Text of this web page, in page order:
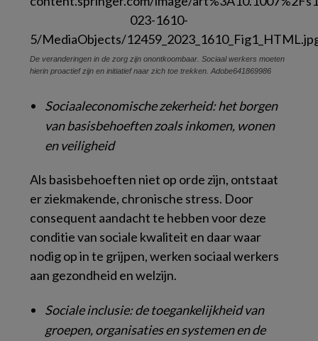
De veranderingen in de zorg zijn onontkoombaar. Sociaal werkers moeten
hierin proactief zijn en initiatief naar zich toe trekken. Adobe641869986
Sociaaleconomische zekerheid: het borgen
van basisbehoeften zoals inkomen, wonen
en veiligheid
Als basisbehoeften niet op orde zijn, ontstaat
er ziekmakende, chronische stress. Door
consequent aandacht te hebben voor deze
conditie van sociale kwaliteit en daar waar
nodig op in te grijpen, werken sociaal werkers
aan gezondheid en welzijn.
Sociale inclusie: de toegankelijkheid van
groepen, organisaties en systemen en de